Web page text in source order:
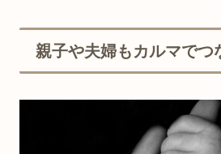
親子や夫婦もカルマでつ